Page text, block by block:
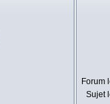
Forum
Sujet